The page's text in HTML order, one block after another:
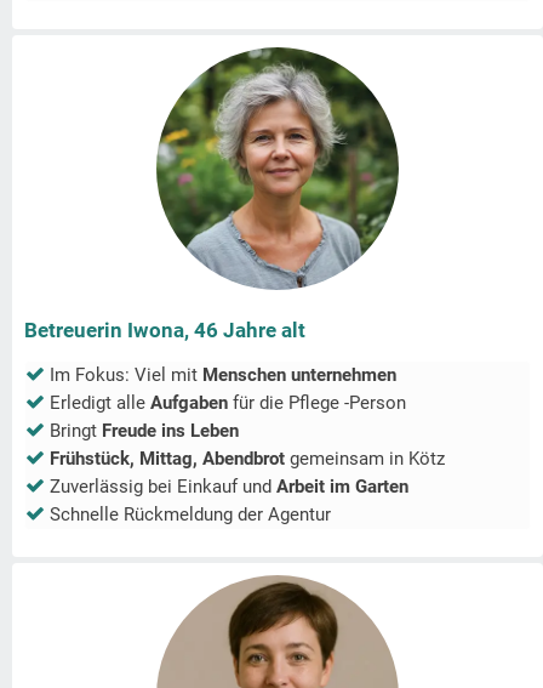
Betreuerin Iwona, 46 Jahre alt
Im Fokus: Viel mit Menschen unternehmen
Erledigt alle Aufgaben für die Pflege -Person
Bringt Freude ins Leben
Frühstück, Mittag, Abendbrot gemeinsam in Kötz
Zuverlässig bei Einkauf und Arbeit im Garten
Schnelle Rückmeldung der Agentur